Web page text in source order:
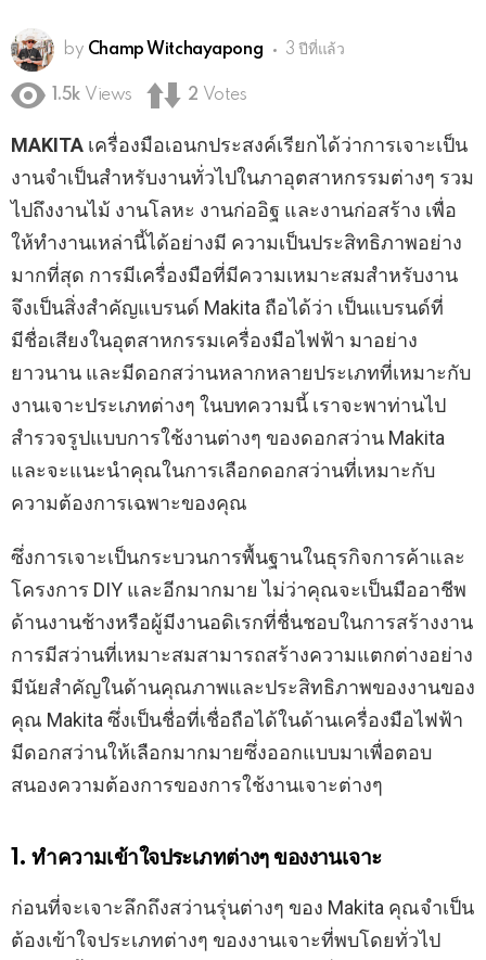
by Champ Witchayapong 3 ปีที่แล้ว
1.5k Views 2 Votes
MAKITA เครื่องมือเอนกประสงค์เรียกได้ว่าการเจาะเป็น
งานจำเป็นสำหรับงานทั่วไปในภาอุตสาหกรรมต่างๆ รวม
ไปถึงงานไม้ งานโลหะ งานก่ออิฐ และงานก่อสร้าง เพื่อ
ให้ทำงานเหล่านี้ได้อย่างมี ความเป็นประสิทธิภาพอย่าง
มากที่สุด การมีเครื่องมือที่มีความเหมาะสมสำหรับงาน
จึงเป็นสิ่งสำคัญแบรนด์ Makita ถือได้ว่า เป็นแบรนด์ที่
มีชื่อเสียงในอุตสาหกรรมเครื่องมือไฟฟ้า มาอย่าง
ยาวนาน และมีดอกสว่านหลากหลายประเภทที่เหมาะกับ
งานเจาะประเภทต่างๆ ในบทความนี้ เราจะพาท่านไป
สำรวจรูปแบบการใช้งานต่างๆ ของดอกสว่าน Makita
และจะแนะนำคุณในการเลือกดอกสว่านที่เหมาะกับ
ความต้องการเฉพาะของคุณ
ซึ่งการเจาะเป็นกระบวนการพื้นฐานในธุรกิจการค้าและ
โครงการ DIY และอีกมากมาย ไม่ว่าคุณจะเป็นมืออาชีพ
ด้านงานช้างหรือผู้มีงานอดิเรกที่ชื่นชอบในการสร้างงาน
การมีสว่านที่เหมาะสมสามารถสร้างความแตกต่างอย่าง
มีนัยสำคัญในด้านคุณภาพและประสิทธิภาพของงานของ
คุณ Makita ซึ่งเป็นชื่อที่เชื่อถือได้ในด้านเครื่องมือไฟฟ้า
มีดอกสว่านให้เลือกมากมายซึ่งออกแบบมาเพื่อตอบ
สนองความต้องการของการใช้งานเจาะต่างๆ
1. ทำความเข้าใจประเภทต่างๆ ของงานเจาะ
ก่อนที่จะเจาะลึกถึงสว่านรุ่นต่างๆ ของ Makita คุณจำเป็น
ต้องเข้าใจประเภทต่างๆ ของงานเจาะที่พบโดยทั่วไป